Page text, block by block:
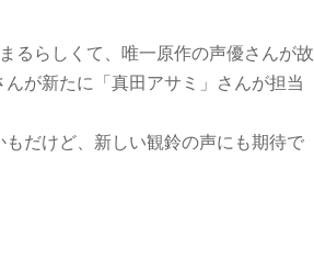
るらしくて、唯一原作の声優さんが故
が新たに「真田アサミ」さんが担当
だけど、新しい観鈴の声にも期待で